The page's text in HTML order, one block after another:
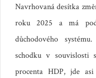
Navrhovaná desítka
roku 2025 a má
důchodového
schodku v souvislosti
procenta HDP, jde